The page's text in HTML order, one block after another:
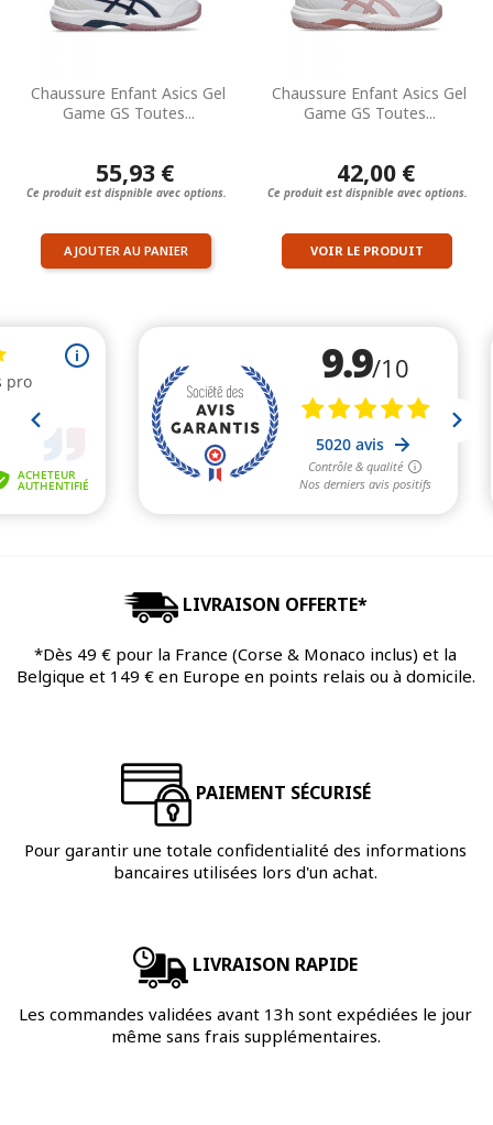
Chaussure Enfant Asics Gel
Game GS Toutes...
55,93 €
Ce produit est dispnible avec options.
AJOUTER AU PANIER
Chaussure Enfant Asics Gel
Game GS Toutes...
42,00 €
Ce produit est dispnible avec options.
VOIR LE PRODUIT
LIVRAISON OFFERTE*
*Dès 49 € pour la France (Corse & Monaco inclus) et la
Belgique et 149 € en Europe en points relais ou à domicile.
PAIEMENT SÉCURISÉ
Pour garantir une totale confidentialité des informations
bancaires utilisées lors d'un achat.
LIVRAISON RAPIDE
Les commandes validées avant 13h sont expédiées le jour
même sans frais supplémentaires.